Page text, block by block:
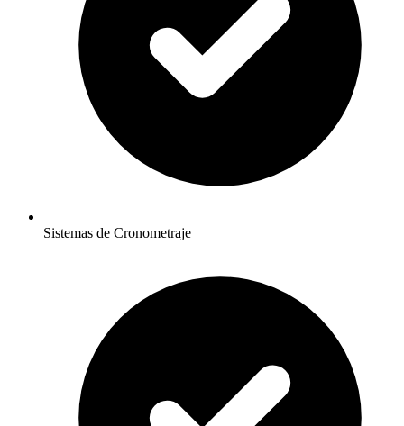
Sistemas de Cronometraje